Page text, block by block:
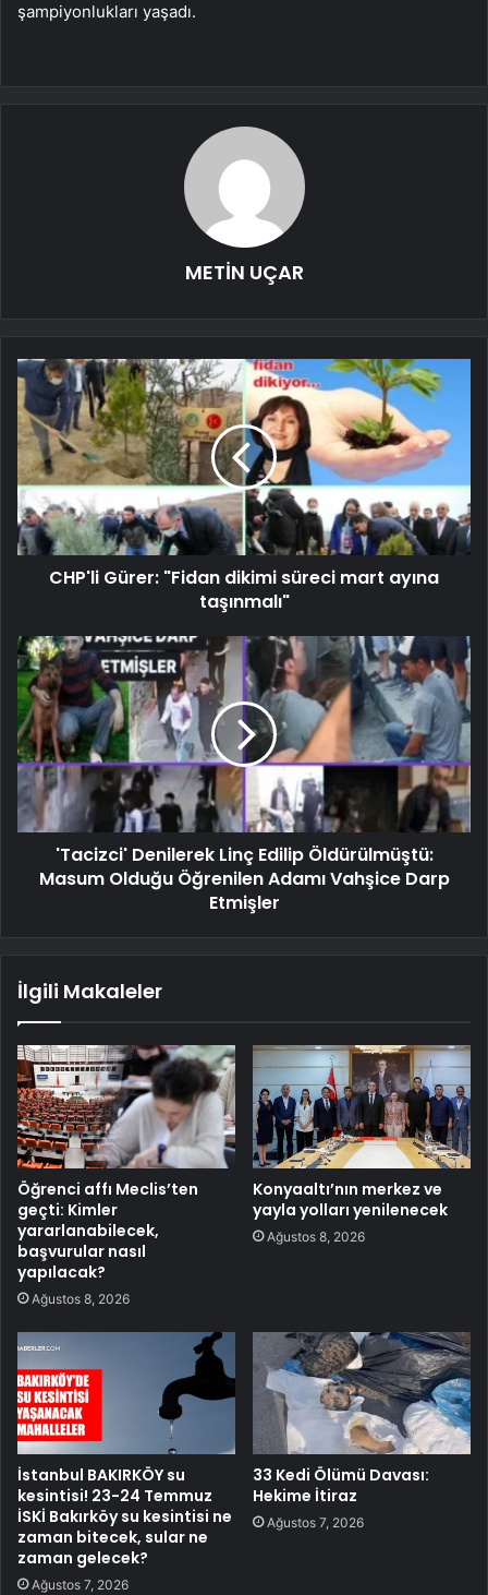
şampiyonlukları yaşadı.
METİN UÇAR
CHP'li Gürer: "Fidan dikimi süreci mart ayına
taşınmalı"
'Tacizci' Denilerek Linç Edilip Öldürülmüştü:
Masum Olduğu Öğrenilen Adamı Vahşice Darp
Etmişler
İlgili Makaleler
Öğrenci affı Meclis’ten
geçti: Kimler
yararlanabilecek,
başvurular nasıl
yapılacak?
Ağustos 8, 2026
Konyaaltı’nın merkez ve
yayla yolları yenilenecek
Ağustos 8, 2026
İstanbul BAKIRKÖY su
kesintisi! 23-24 Temmuz
İSKİ Bakırköy su kesintisi ne
zaman bitecek, sular ne
zaman gelecek?
Ağustos 7, 2026
33 Kedi Ölümü Davası:
Hekime İtiraz
Ağustos 7, 2026